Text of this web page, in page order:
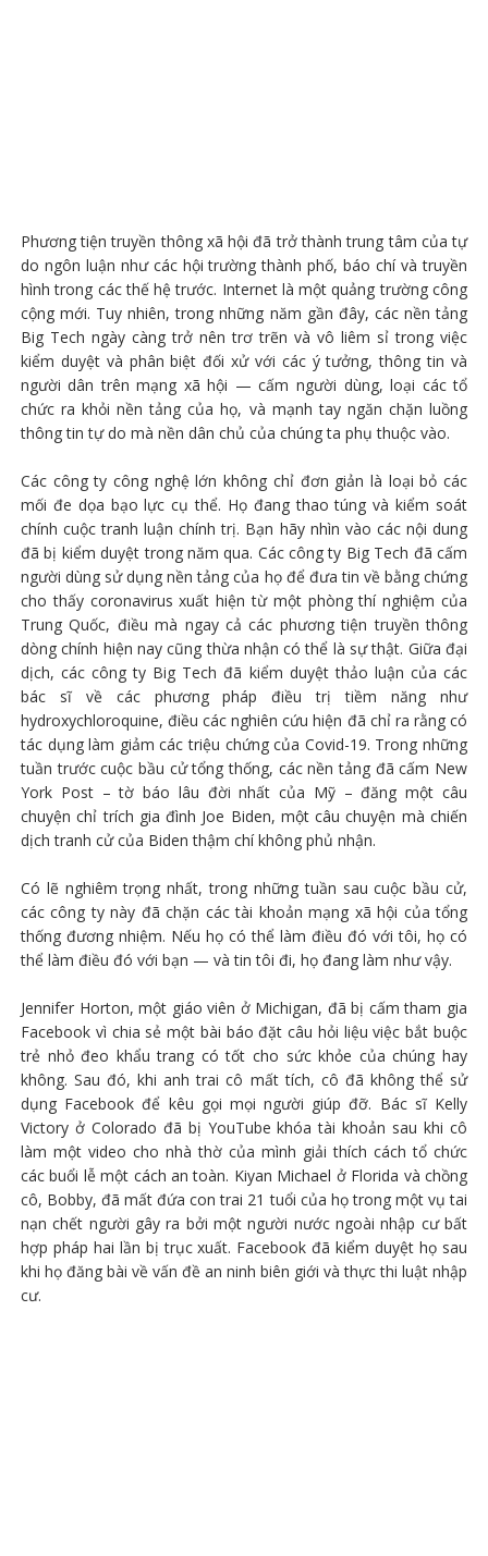
Phương tiện truyền thông xã hội đã trở thành trung tâm của tự
do ngôn luận như các hội trường thành phố, báo chí và truyền
hình trong các thế hệ trước. Internet là một quảng trường công
cộng mới. Tuy nhiên, trong những năm gần đây, các nền tảng
Big Tech ngày càng trở nên trơ trẽn và vô liêm sỉ trong việc
kiểm duyệt và phân biệt đối xử với các ý tưởng, thông tin và
người dân trên mạng xã hội — cấm người dùng, loại các tổ
chức ra khỏi nền tảng của họ, và mạnh tay ngăn chặn luồng
thông tin tự do mà nền dân chủ của chúng ta phụ thuộc vào.
Các công ty công nghệ lớn không chỉ đơn giản là loại bỏ các
mối đe dọa bạo lực cụ thể. Họ đang thao túng và kiểm soát
chính cuộc tranh luận chính trị. Bạn hãy nhìn vào các nội dung
đã bị kiểm duyệt trong năm qua. Các công ty Big Tech đã cấm
người dùng sử dụng nền tảng của họ để đưa tin về bằng chứng
cho thấy coronavirus xuất hiện từ một phòng thí nghiệm của
Trung Quốc, điều mà ngay cả các phương tiện truyền thông
dòng chính hiện nay cũng thừa nhận có thể là sự thật. Giữa đại
dịch, các công ty Big Tech đã kiểm duyệt thảo luận của các
bác sĩ về các phương pháp điều trị tiềm năng như
hydroxychloroquine, điều các nghiên cứu hiện đã chỉ ra rằng có
tác dụng làm giảm các triệu chứng của Covid-19. Trong những
tuần trước cuộc bầu cử tổng thống, các nền tảng đã cấm New
York Post – tờ báo lâu đời nhất của Mỹ – đăng một câu
chuyện chỉ trích gia đình Joe Biden, một câu chuyện mà chiến
dịch tranh cử của Biden thậm chí không phủ nhận.
Có lẽ nghiêm trọng nhất, trong những tuần sau cuộc bầu cử,
các công ty này đã chặn các tài khoản mạng xã hội của tổng
thống đương nhiệm. Nếu họ có thể làm điều đó với tôi, họ có
thể làm điều đó với bạn — và tin tôi đi, họ đang làm như vậy.
Jennifer Horton, một giáo viên ở Michigan, đã bị cấm tham gia
Facebook vì chia sẻ một bài báo đặt câu hỏi liệu việc bắt buộc
trẻ nhỏ đeo khẩu trang có tốt cho sức khỏe của chúng hay
không. Sau đó, khi anh trai cô mất tích, cô đã không thể sử
dụng Facebook để kêu gọi mọi người giúp đỡ. Bác sĩ Kelly
Victory ở Colorado đã bị YouTube khóa tài khoản sau khi cô
làm một video cho nhà thờ của mình giải thích cách tổ chức
các buổi lễ một cách an toàn. Kiyan Michael ở Florida và chồng
cô, Bobby, đã mất đứa con trai 21 tuổi của họ trong một vụ tai
nạn chết người gây ra bởi một người nước ngoài nhập cư bất
hợp pháp hai lần bị trục xuất. Facebook đã kiểm duyệt họ sau
khi họ đăng bài về vấn đề an ninh biên giới và thực thi luật nhập
cư.